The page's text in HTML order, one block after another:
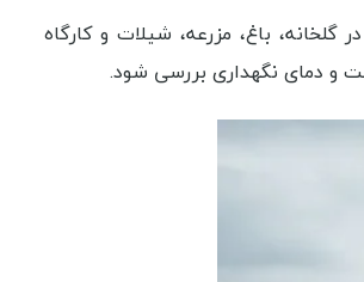
باغ، مزرعه، شیلات و کارگاه
و دمای نگهداری بررسی شود.